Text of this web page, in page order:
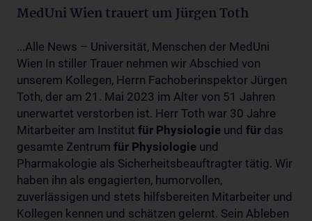
MedUni Wien trauert um Jürgen Toth
...Alle News – Universität, Menschen der MedUni
Wien In stiller Trauer nehmen wir Abschied von
unserem Kollegen, Herrn Fachoberinspektor Jürgen
Toth, der am 21. Mai 2023 im Alter von 51 Jahren
unerwartet verstorben ist. Herr Toth war 30 Jahre
Mitarbeiter am Institut für Physiologie und für das
gesamte Zentrum für Physiologie und
Pharmakologie als Sicherheitsbeauftragter tätig. Wir
haben ihn als engagierten, humorvollen,
zuverlässigen und stets hilfsbereiten Mitarbeiter und
Kollegen kennen und schätzen gelernt. Sein Ableben